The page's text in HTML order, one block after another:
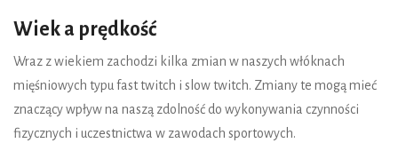
Wiek a prędkość
Wraz z wiekiem zachodzi kilka zmian w naszych włóknach
mięśniowych typu fast twitch i slow twitch. Zmiany te mogą mieć
znaczący wpływ na naszą zdolność do wykonywania czynności
fizycznych i uczestnictwa w zawodach sportowych.